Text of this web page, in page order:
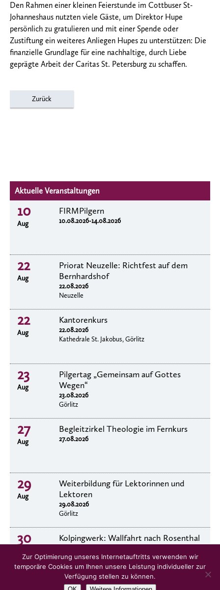
Den Rahmen einer kleinen Feierstunde im Cottbuser St-
Johanneshaus nutzten viele Gäste, um Direktor Hupe
persönlich zu gratulieren und mit einer Spende oder
Zustiftung ein weiteres Anliegen Hupes zu unterstützen: Die
finanzielle Grundlage für eine nachhaltige, durch Liebe
geprägte Arbeit der Caritas St. Petersburg zu schaffen.
Zurück
Aktuelle Veranstaltungen
10
Aug
FIRMPilgern
10.08.2026-14.08.2026
22
Aug
Priorat Neuzelle: Richtfest auf dem
Bernhardshof
22.08.2026
Neuzelle
22
Aug
Kantorenkurs
22.08.2026
Kathedrale St. Jakobus, Görlitz
23
Aug
Pilgertag „Gemeinsam auf Gottes
Wegen“
23.08.2026
Görlitz
27
Aug
Begleitzirkel Theologie im Fernkurs
27.08.2026
29
Aug
Weiterbildung für Lektorinnen und
Lektoren
29.08.2026
Görlitz
30 Kolpingwerk: Wallfahrt nach Rosenthal
Zur Optimierung unseres Internetauftritts verwenden wir
temporäre Cookies um Ihnen unsere Leistung individueller zur
Verfügung stellen zu können.